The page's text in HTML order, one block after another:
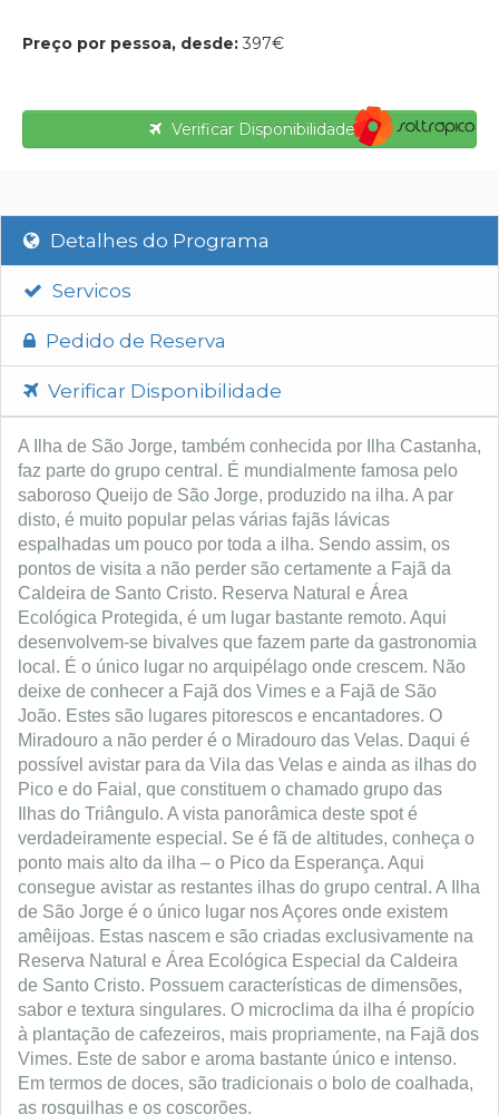
Preço por pessoa, desde: 397€
Verificar Disponibilidade
Detalhes do Programa
Servicos
Pedido de Reserva
Verificar Disponibilidade
A Ilha de São Jorge, também conhecida por Ilha Castanha,
faz parte do grupo central. É mundialmente famosa pelo
saboroso Queijo de São Jorge, produzido na ilha. A par
disto, é muito popular pelas várias fajãs lávicas
espalhadas um pouco por toda a ilha. Sendo assim, os
pontos de visita a não perder são certamente a Fajã da
Caldeira de Santo Cristo. Reserva Natural e Área
Ecológica Protegida, é um lugar bastante remoto. Aqui
desenvolvem-se bivalves que fazem parte da gastronomia
local. É o único lugar no arquipélago onde crescem. Não
deixe de conhecer a Fajã dos Vimes e a Fajã de São
João. Estes são lugares pitorescos e encantadores. O
Miradouro a não perder é o Miradouro das Velas. Daqui é
possível avistar para da Vila das Velas e ainda as ilhas do
Pico e do Faial, que constituem o chamado grupo das
Ilhas do Triângulo. A vista panorâmica deste spot é
verdadeiramente especial. Se é fã de altitudes, conheça o
ponto mais alto da ilha – o Pico da Esperança. Aqui
consegue avistar as restantes ilhas do grupo central. A Ilha
de São Jorge é o único lugar nos Açores onde existem
amêijoas. Estas nascem e são criadas exclusivamente na
Reserva Natural e Área Ecológica Especial da Caldeira
de Santo Cristo. Possuem características de dimensões,
sabor e textura singulares. O microclima da ilha é propício
à plantação de cafezeiros, mais propriamente, na Fajã dos
Vimes. Este de sabor e aroma bastante único e intenso.
Em termos de doces, são tradicionais o bolo de coalhada,
as rosquilhas e os coscorões.